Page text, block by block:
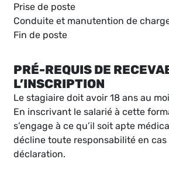
Prise de poste
Conduite et manutention de
Fin de poste
PRÉ-REQUIS DE
L’INSCRIPTION
Le stagiaire doit avoir 18 ans au
En inscrivant le salarié à cette
s’engage à ce qu’il soit apte
décline toute responsabilité en cas
déclaration.